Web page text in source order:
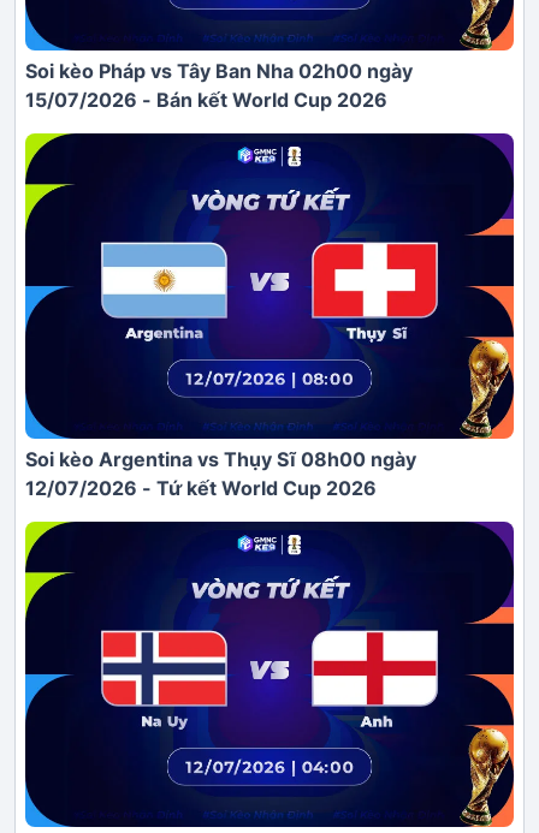
Soi kèo Pháp vs Tây Ban Nha 02h00 ngày
15/07/2026 - Bán kết World Cup 2026
Soi kèo Argentina vs Thụy Sĩ 08h00 ngày
12/07/2026 - Tứ kết World Cup 2026